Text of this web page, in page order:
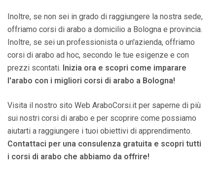
Inoltre, se non sei in grado di raggiungere la nostra sede,
offriamo corsi di arabo a domicilio a Bologna e provincia.
Inoltre, se sei un professionista o un'azienda, offriamo
corsi di arabo ad hoc, secondo le tue esigenze e con
prezzi scontati. Inizia ora e scopri come imparare
l'arabo con i migliori corsi di arabo a Bologna!
Visita il nostro sito Web AraboCorsi.it per saperne di più
sui nostri corsi di arabo e per scoprire come possiamo
aiutarti a raggiungere i tuoi obiettivi di apprendimento.
Contattaci per una consulenza gratuita e scopri tutti
i corsi di arabo che abbiamo da offrire!